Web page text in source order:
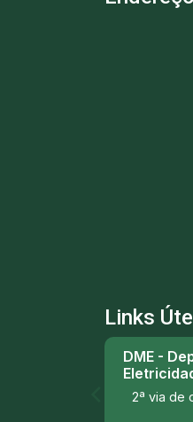
Links
DME -
2ª via de